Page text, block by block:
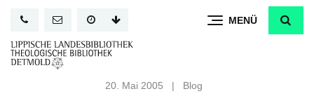
Inhalt
MENÜ
20. Mai 2005 | Blog